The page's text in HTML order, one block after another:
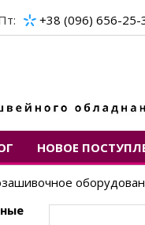
+38 (096) 656-25-
НОВОЕ